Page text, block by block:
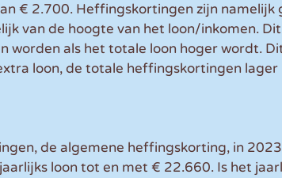
€ 2.700. Heffingskortingen zijn namelijk
van de hoogte van het loon/inkomen.
worden als het totale loon hoger wordt.
loon, de totale heffingskortingen lager
de algemene heffingskorting, in 2023
loon tot en met € 22.660. Is het